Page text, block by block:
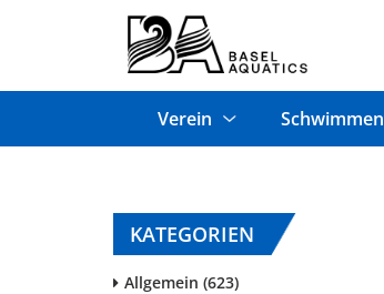
Verein Schwimmen
KATEGORIEN
Allgemein (623)